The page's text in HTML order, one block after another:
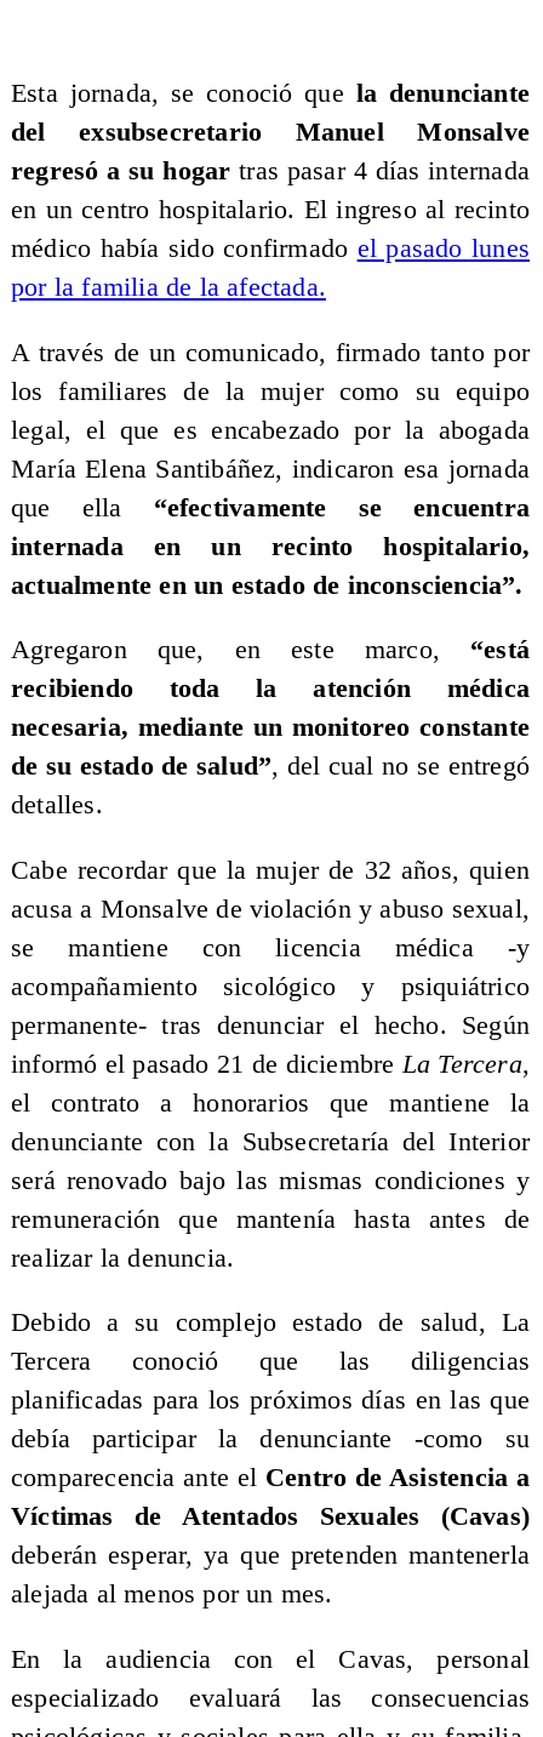
Esta jornada, se conoció que la denunciante
del exsubsecretario Manuel Monsalve
regresó a su hogar tras pasar 4 días internada
en un centro hospitalario. El ingreso al recinto
médico había sido confirmado el pasado lunes
por la familia de la afectada.
A través de un comunicado, firmado tanto por
los familiares de la mujer como su equipo
legal, el que es encabezado por la abogada
María Elena Santibáñez, indicaron esa jornada
que ella “efectivamente se encuentra
internada en un recinto hospitalario,
actualmente en un estado de inconsciencia”.
Agregaron que, en este marco, “está
recibiendo toda la atención médica
necesaria, mediante un monitoreo constante
de su estado de salud”, del cual no se entregó
detalles.
Cabe recordar que la mujer de 32 años, quien
acusa a Monsalve de violación y abuso sexual,
se mantiene con licencia médica -y
acompañamiento sicológico y psiquiátrico
permanente- tras denunciar el hecho. Según
informó el pasado 21 de diciembre La Tercera,
el contrato a honorarios que mantiene la
denunciante con la Subsecretaría del Interior
será renovado bajo las mismas condiciones y
remuneración que mantenía hasta antes de
realizar la denuncia.
Debido a su complejo estado de salud, La
Tercera conoció que las diligencias
planificadas para los próximos días en las que
debía participar la denunciante -como su
comparecencia ante el Centro de Asistencia a
Víctimas de Atentados Sexuales (Cavas)
deberán esperar, ya que pretenden mantenerla
alejada al menos por un mes.
En la audiencia con el Cavas, personal
especializado evaluará las consecuencias